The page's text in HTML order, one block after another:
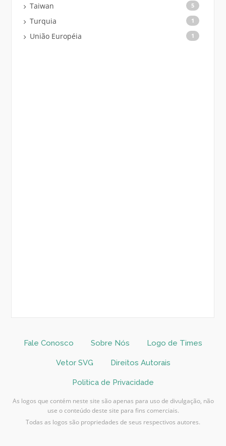
Taiwan 5
Turquia 1
União Européia 1
Fale Conosco Sobre Nós Logo de Times
Vetor SVG Direitos Autorais
Politica de Privacidade
As logos que contém neste site são apenas para uso de divulgação, não
use o conteúdo deste site para fins comerciais.
Todas as logos são propriedades de seus respectivos autores.